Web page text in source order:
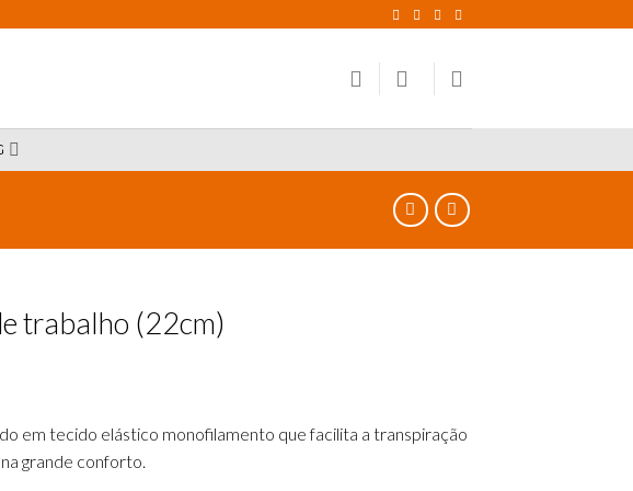
trabalho (22cm)
em tecido elástico monofilamento que facilita a transpiração
grande conforto.